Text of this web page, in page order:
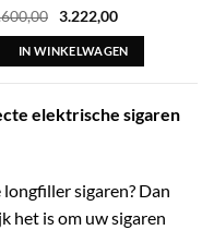
Oorspronkelijke
was:
€ 3.600,00.
3.222,00Huidige
is:
€ 3.222,00.
IN WINKELWAGEN
elektrische sigaren
sigaren? Dan
het is om uw sigaren